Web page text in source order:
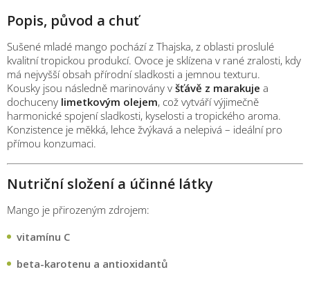
Popis, původ a chuť
Sušené mladé mango pochází z Thajska, z oblasti proslulé
kvalitní tropickou produkcí. Ovoce je sklízena v rané zralosti, kdy
má nejvyšší obsah přírodní sladkosti a jemnou texturu.
Kousky jsou následně marinovány v šťávě z marakuje a
dochuceny limetkovým olejem, což vytváří výjimečně
harmonické spojení sladkosti, kyselosti a tropického aroma.
Konzistence je měkká, lehce žvýkavá a nelepivá – ideální pro
přímou konzumaci.
Nutriční složení a účinné látky
Mango je přirozeným zdrojem:
vitamínu C
beta-karotenu a antioxidantů